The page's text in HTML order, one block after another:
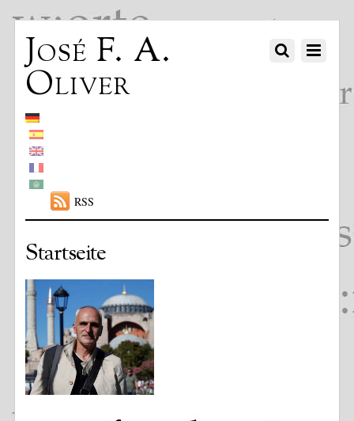
José F. A.
Oliver
RSS
Startseite